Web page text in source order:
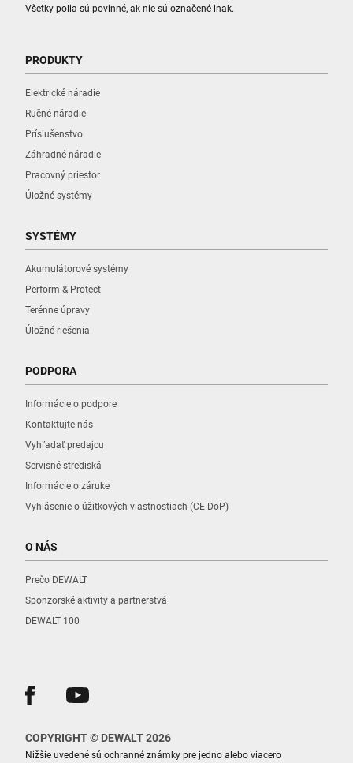
Všetky polia sú povinné, ak nie sú označené inak.
PRODUKTY
Elektrické náradie
Ručné náradie
Príslušenstvo
Záhradné náradie
Pracovný priestor
Úložné systémy
SYSTÉMY
Akumulátorové systémy
Perform & Protect
Terénne úpravy
Úložné riešenia
PODPORA
Informácie o podpore
Kontaktujte nás
Vyhľadať predajcu
Servisné strediská
Informácie o záruke
Vyhlásenie o úžitkových vlastnostiach (CE DoP)
O NÁS
Prečo DEWALT
Sponzorské aktivity a partnerstvá
DEWALT 100
COPYRIGHT © DEWALT 2026
Nižšie uvedené sú ochranné známky pre jedno alebo viacero